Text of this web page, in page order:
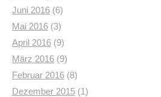
Juni 2016 (6)
Mai 2016 (3)
April 2016 (9)
März 2016 (9)
Februar 2016 (8)
Dezember 2015 (1)